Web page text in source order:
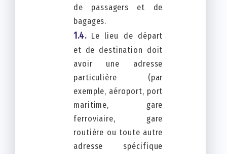
de passagers et de
bagages.
Le lieu de départ
et de destination doit
avoir une adresse
particulière (par
exemple, aéroport, port
maritime, gare
ferroviaire, gare
routière ou toute autre
adresse spécifique